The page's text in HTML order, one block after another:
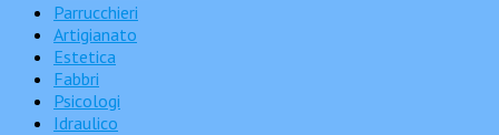
Parrucchieri
Artigianato
Estetica
Fabbri
Psicologi
Idraulico